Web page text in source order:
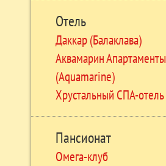
Отель
Даккар (Балаклава)
Аквамарин Апартаменты
(Aquamarine)
Хрустальный СПА-отель
Пансионат
Омега-клуб